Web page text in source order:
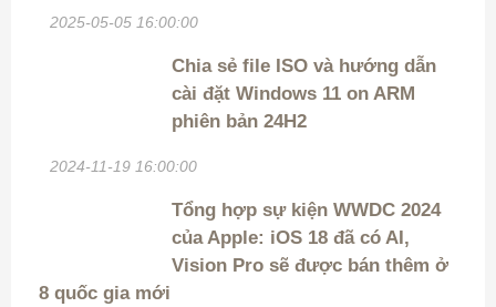
2025-05-05 16:00:00
Chia sẻ file ISO và hướng dẫn
cài đặt Windows 11 on ARM
phiên bản 24H2
2024-11-19 16:00:00
Tổng hợp sự kiện WWDC 2024
của Apple: iOS 18 đã có AI,
Vision Pro sẽ được bán thêm ở
8 quốc gia mới